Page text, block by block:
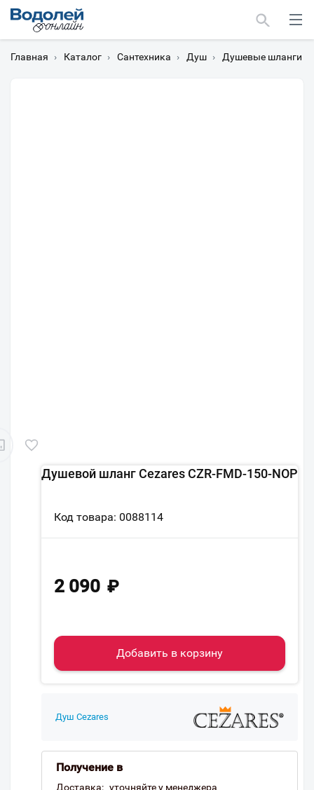
Главная › Каталог › Сантехника › Душ › Душевые шланги
Душевой шланг Cezares CZR-FMD-150-NOP
Код товара: 0088114
2 090 ₽
Добавить в корзину
Душ Cezares
Получение в
Доставка: уточняйте у менеджера